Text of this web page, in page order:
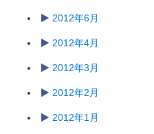
2012年6月
2012年4月
2012年3月
2012年2月
2012年1月